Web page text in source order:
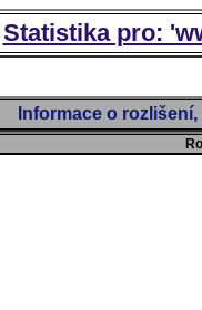
Statistika pro:
Informace o